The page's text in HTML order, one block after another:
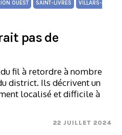
OUEST SAINT-LIVRES VILLARS-
pas de
fil à retordre à nombre
district. Ils décrivent un
localisé et difficile à
22 JUILLET 2024